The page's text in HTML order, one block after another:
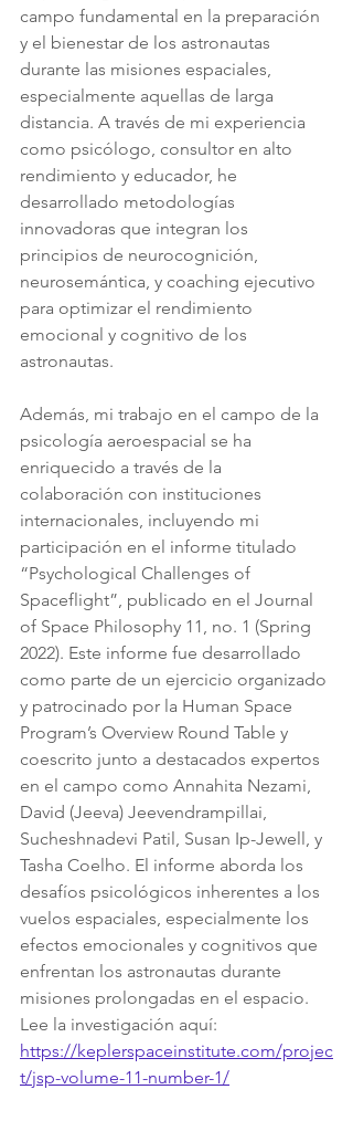
campo fundamental en la preparación
y el bienestar de los astronautas
durante las misiones espaciales,
especialmente aquellas de larga
distancia. A través de mi experiencia
como psicólogo, consultor en alto
rendimiento y educador, he
desarrollado metodologías
innovadoras que integran los
principios de neurocognición,
neurosemántica, y coaching ejecutivo
para optimizar el rendimiento
emocional y cognitivo de los
astronautas.
Además, mi trabajo en el campo de la
psicología aeroespacial se ha
enriquecido a través de la
colaboración con instituciones
internacionales, incluyendo mi
participación en el informe titulado
“Psychological Challenges of
Spaceflight”, publicado en el Journal
of Space Philosophy 11, no. 1 (Spring
2022). Este informe fue desarrollado
como parte de un ejercicio organizado
y patrocinado por la Human Space
Program’s Overview Round Table y
coescrito junto a destacados expertos
en el campo como Annahita Nezami,
David (Jeeva) Jeevendrampillai,
Sucheshnadevi Patil, Susan Ip-Jewell, y
Tasha Coelho. El informe aborda los
desafíos psicológicos inherentes a los
vuelos espaciales, especialmente los
efectos emocionales y cognitivos que
enfrentan los astronautas durante
misiones prolongadas en el espacio.
Lee la investigación aquí:
https://keplerspaceinstitute.com/projec
t/jsp-volume-11-number-1/